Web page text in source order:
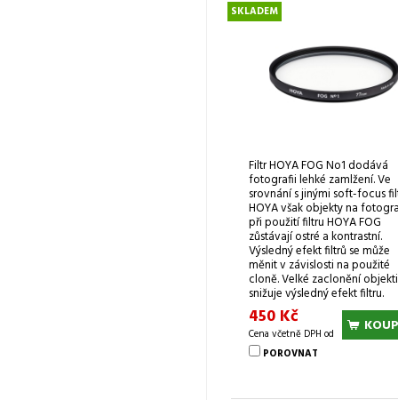
SKLADEM
Filtr HOYA FOG No1 dodává
fotografii lehké zamlžení. Ve
srovnání s jinými soft-focus
HOYA však objekty na
při použití filtru HOYA FOG
zůstávají ostré a kontrastní.
Výsledný efekt filtrů se může
měnit v závislosti na použité
cloně. Velké zaclonění
snižuje výsledný efekt filtru.
450 Kč
Cena včetně DPH od
POROVNAT